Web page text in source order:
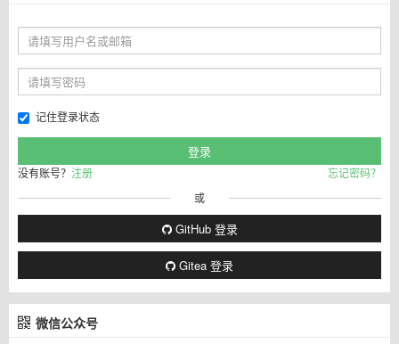
记住登录状态
没有账号？ 注册
忘记密码？
或
GitHub 登录
Gitea 登录
微信公众号